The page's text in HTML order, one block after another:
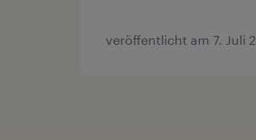
veröffentlicht am 7. Juli